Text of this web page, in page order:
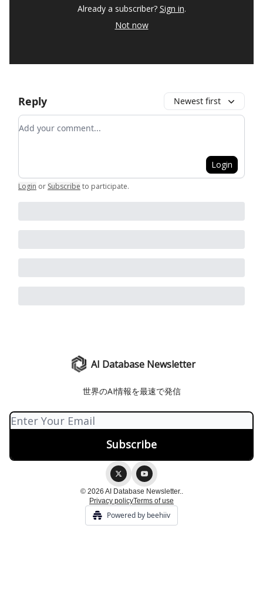
Already a subscriber? Sign in.
Not now
Reply Newest first
Add your comment
Login
Login or Subscribe to participate.
AI Database Newsletter
世界のAI情報を最速で発信
© 2026 AI Database Newsletter..
Privacy policyTerms of use
Powered by beehiiv